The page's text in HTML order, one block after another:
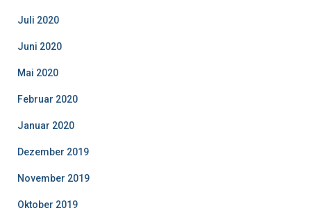
Juli 2020
Juni 2020
Mai 2020
Februar 2020
Januar 2020
Dezember 2019
November 2019
Oktober 2019